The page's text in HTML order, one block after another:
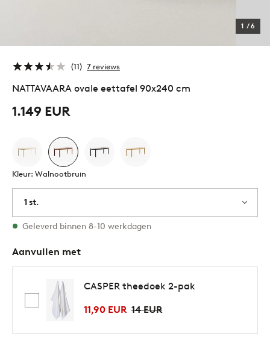
1 /6
11 7 reviews
NATTAVAARA ovale eettafel 90x240 cm
1.149 EUR
Kleur: Walnootbruin
1 st.
Op voorraad
Geleverd binnen 8-10 werkdagen
Aanvullen met
CASPER theedoek 2-pak
11,90 EUR 14 EUR